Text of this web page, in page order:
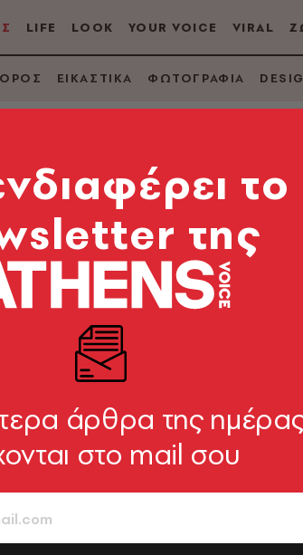
LIFE LOOK YOUR VOICE VIRAL
ΕΙΚΑΣΤΙΚΑ ΦΩΤΟΓΡΑΦΙΑ
να είμαι
και εξαιρετικό
το
της
άρθρα της
στο mail σου